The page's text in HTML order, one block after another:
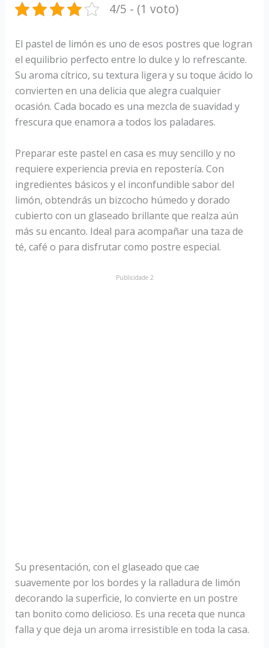
4/5 - (1 voto)
El pastel de limón es uno de esos postres que logran
el equilibrio perfecto entre lo dulce y lo refrescante.
Su aroma cítrico, su textura ligera y su toque ácido lo
convierten en una delicia que alegra cualquier
ocasión. Cada bocado es una mezcla de suavidad y
frescura que enamora a todos los paladares.
Preparar este pastel en casa es muy sencillo y no
requiere experiencia previa en repostería. Con
ingredientes básicos y el inconfundible sabor del
limón, obtendrás un bizcocho húmedo y dorado
cubierto con un glaseado brillante que realza aún
más su encanto. Ideal para acompañar una taza de
té, café o para disfrutar como postre especial.
Publicidade 2
Su presentación, con el glaseado que cae
suavemente por los bordes y la ralladura de limón
decorando la superficie, lo convierte en un postre
tan bonito como delicioso. Es una receta que nunca
falla y que deja un aroma irresistible en toda la casa.